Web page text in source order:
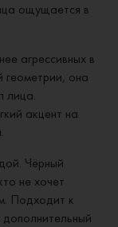
ощущается в
агрессивных в
геометрии, она
лица.
акцент на
Чёрный
не хочет
Подходит к